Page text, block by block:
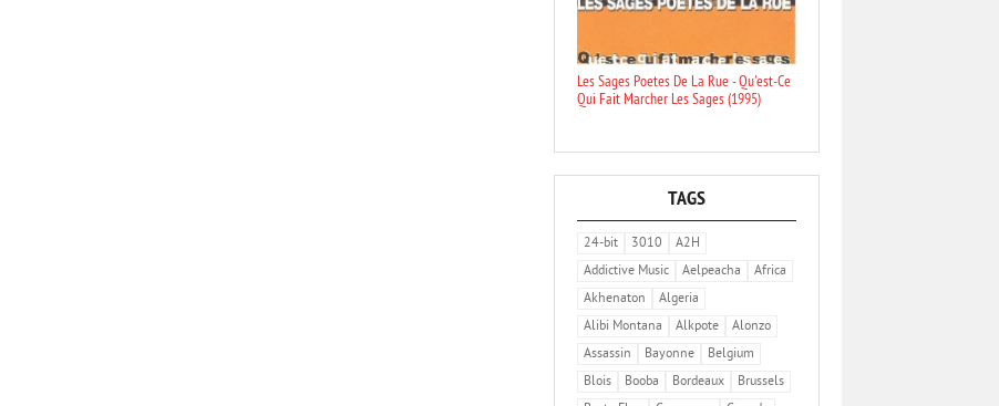
Les Sages Poetes De La Rue - Qu'est-Ce
Qui Fait Marcher Les Sages (1995)
TAGS
24-bit 3010
A2H
Addictive Music
Aelpeacha
Africa
Akhenaton
Algeria
Alibi Montana
Alkpote
Alonzo
Assassin
Bayonne
Belgium
Blois
Booba Bordeaux
Brussels